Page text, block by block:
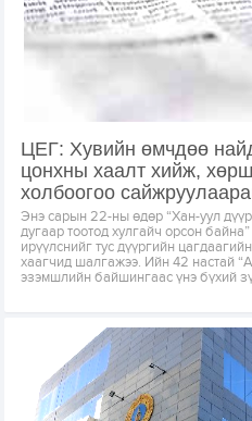
ЦЕГ: Хувийн өмчдөө
цонхны хаалт хийж,
холбоогоо
Энэ сарын 22-ны өдөр “Хан-уул
дугаар тоотод хулгайч орсон
ирүүлснийг тус дүүргийн
хаагчид шалгажээ. Ийн 42 настай
эзэмшлийн байшингаас үнэ бүхий